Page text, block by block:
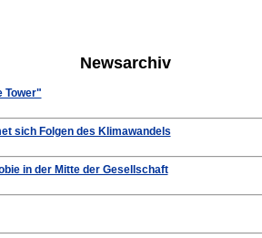
Newsarchiv
Tower"
sich Folgen des Klimawandels
in der Mitte der Gesellschaft